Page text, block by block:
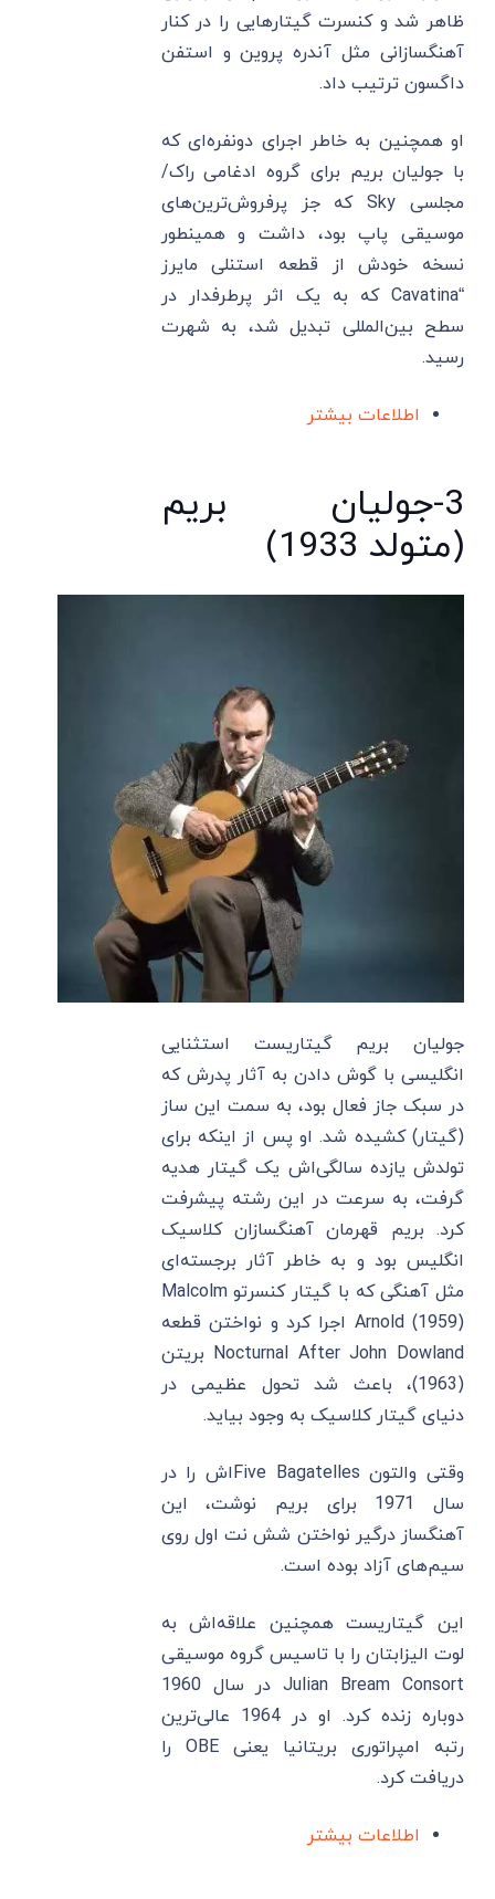
ظاهر شد و کنسرت گیتارهایی را در کنار
آهنگسازانی مثل آندره پروین و استفن
داگسون ترتیب داد.
او همچنین به خاطر اجرای دونفره‌ای که
با جولیان بریم برای گروه ادغامی راک/
مجلسی Sky که جز پرفروش‌ترین‌های
موسیقی پاپ بود، داشت و همینطور
نسخه خودش از قطعه استنلی مایرز
“Cavatina که به یک اثر پرطرفدار در
سطح بین‌المللی تبدیل شد، به شهرت
رسید.
اطلاعات بیشتر
3-جولیان بریم
(متولد 1933)
جولیان بریم گیتاریست استثنایی
انگلیسی با گوش دادن به آثار پدرش که
در سبک جاز فعال بود، به سمت این ساز
(گیتار) کشیده شد. او پس از اینکه برای
تولدش یازده سالگی‌اش یک گیتار هدیه
گرفت، به سرعت در این رشته پیشرفت
کرد. بریم قهرمان آهنگسازان کلاسیک
انگلیس بود و به خاطر آثار برجسته‌ای
مثل آهنگی که با گیتار کنسرتو Malcolm
Arnold (1959) اجرا کرد و نواختن قطعه
Nocturnal After John Dowland بریتن
(1963)، باعث شد تحول عظیمی در
دنیای گیتار کلاسیک به وجود بیاید.
وقتی والتون Five Bagatelles‌اش را در
سال 1971 برای بریم نوشت، این
آهنگساز درگیر نواختن شش نت اول روی
سیم‌های آزاد بوده است.
این گیتاریست همچنین علاقه‌اش به
لوت الیزابتان را با تاسیس گروه موسیقی
Julian Bream Consort در سال 1960
دوباره زنده کرد. او در 1964 عالی‌ترین
رتبه امپراتوری بریتانیا یعنی OBE‌ را
دریافت کرد.
اطلاعات بیشتر